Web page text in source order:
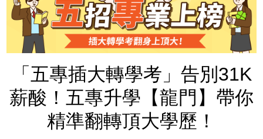
「五專插大轉學考」告別31K
薪酸！五專升學【龍門】帶你
精準翻轉頂大學歷！